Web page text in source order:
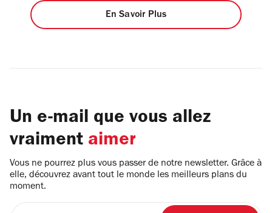
En Savoir Plus
Un e-mail que vous allez
vraiment aimer
Vous ne pourrez plus vous passer de notre newsletter. Grâce à
elle, découvrez avant tout le monde les meilleurs plans du
moment.